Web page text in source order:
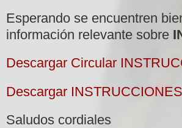
Esperando se encuentren
información relevante sobre
Descargar Circular
Descargar
Saludos cordiales